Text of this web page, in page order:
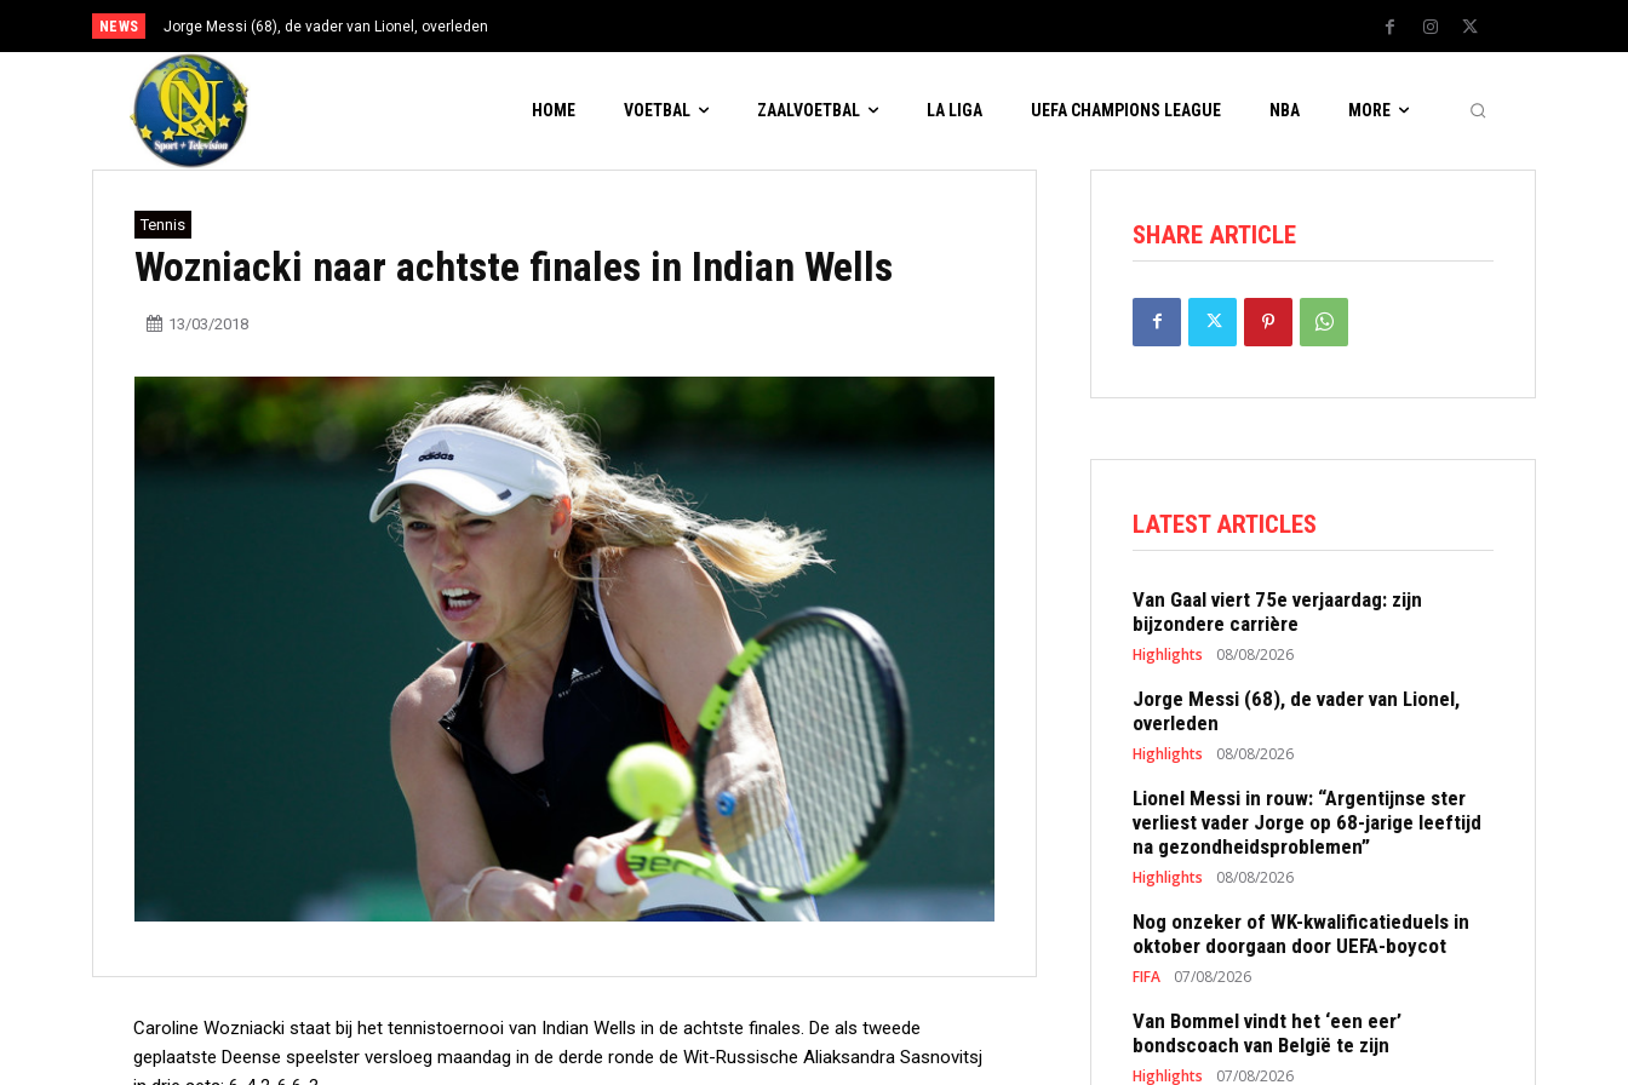
NEWS Jorge Messi (68), de vader van Lionel, overleden
HOME VOETBAL ZAALVOETBAL LA LIGA UEFA CHAMPIONS LEAGUE NBA MORE
Tennis
Wozniacki naar achtste finales in Indian Wells
13/03/2018
Caroline Wozniacki staat bij het tennistoernooi van Indian Wells in de achtste finales. De als tweede
geplaatste Deense speelster versloeg maandag in de derde ronde de Wit-Russische Aliaksandra Sasnovitsj
SHARE ARTICLE
LATEST ARTICLES
Van Gaal viert 75e verjaardag: zijn
bijzondere carrière
Highlights 08/08/2026
Jorge Messi (68), de vader van Lionel,
overleden
Highlights 08/08/2026
Lionel Messi in rouw: “Argentijnse ster
verliest vader Jorge op 68-jarige leeftijd
na gezondheidsproblemen”
Highlights 08/08/2026
Nog onzeker of WK-kwalificatieduels in
oktober doorgaan door UEFA-boycot
FIFA 07/08/2026
Van Bommel vindt het ‘een eer’
bondscoach van België te zijn
Highlights 07/08/2026